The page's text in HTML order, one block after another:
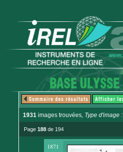
1931 images trouvées, Type d'image :
Page 188 de 194
1871